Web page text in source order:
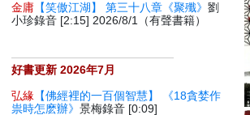
金庸 【笑傲江湖】 第三十八章《聚殲》劉
小珍錄音 [2:15] 2026/8/1（有聲書籍）
好書更新 2026年7月
弘緣 【佛經裡的一百個智慧】 《18貪婪作
祟時怎麽辦》景梅錄音 [0:09]